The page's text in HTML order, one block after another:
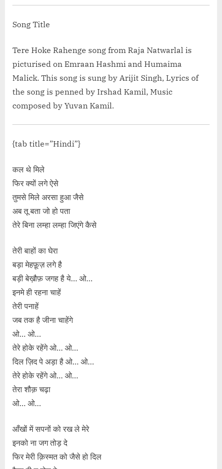
Song Title
Tere Hoke Rahenge song from Raja Natwarlal is
picturised on Emraan Hashmi and Humaima
Malick. This song is sung by Arijit Singh, Lyrics of
the song is penned by Irshad Kamil, Music
composed by Yuvan Kamil.
{tab title=”Hindi”}
कल थे मिले
फिर क्यों लगे ऐसे
तुमसे मिले अरसा हुआ जैसे
अब तू बता जो हो पता
तेरे बिना लम्हा लम्हा जिएंगे कैसे
तेरी बाहों का घेरा
बड़ा मेहफ़ूज़ लगे है
बड़ी बेख़ौफ़ जगह है ये… ओ…
इनमे ही रहना चाहें
तेरी पनाहें
जब तक है जीना चाहेंगे
ओ… ओ…
तेरे होके रहेंगे ओ… ओ…
दिल ज़िद पे अड़ा है ओ… ओ…
तेरे होके रहेंगे ओ… ओ…
तेरा शौक़ चढ़ा
ओ… ओ…
आँखों में सपनों को रख ले मेरे
इनको ना जग तोड़ दे
फिर मेरी क़िस्मत को जैसे हो दिल